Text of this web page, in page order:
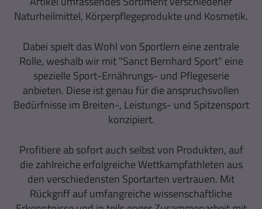
Naturheilmittel, Körperpflegeprodukte und Kosmetik.
Dabei spielt das Wohl von Sportlern eine zentrale
Rolle, weshalb wir mit "Sanct Bernhard Sport" eine
spezielle Sport-Ernährungs- und Pflegeserie
anbieten. Diese ist genau für die anspruchsvollen
Bedürfnisse im Breiten-, Leistungs- und Spitzensport
konzipiert.
Profitiere ab sofort auch selbst von Produkten, auf
die zahlreiche erfolgreiche Wettkampfathleten aus
den verschiedensten Sportarten vertrauen. Mit
Rückgriff auf umfangreiche wissenschaftliche